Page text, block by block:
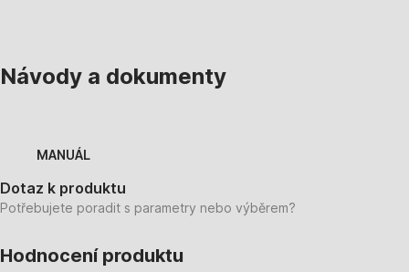
Návody a dokumenty
MANUÁL
Dotaz k produktu
Potřebujete poradit s parametry nebo výběrem?
Hodnocení produktu